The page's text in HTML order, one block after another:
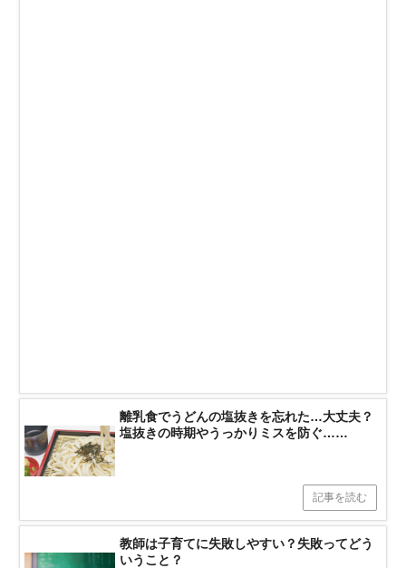
離乳食でうどんの塩抜きを忘れた…大丈夫？
塩抜きの時期やうっかりミスを防ぐ……
記事を読む
教師は子育てに失敗しやすい？失敗ってどう
いうこと？